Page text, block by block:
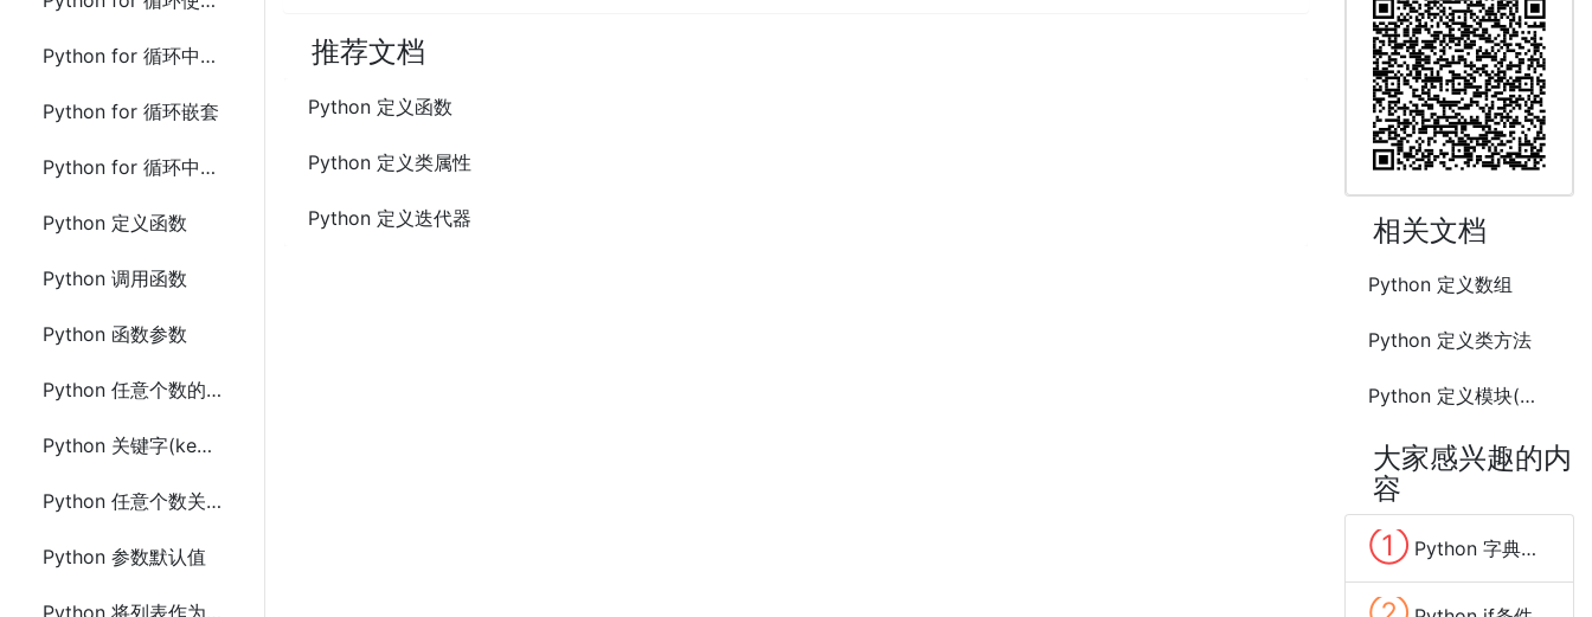
Python for 循环中的else
Python for 循环嵌套
Python for 循环中的pass
Python 定义函数
Python 调用函数
Python 函数参数
Python 任意个数的参数 *args
Python 关键字(keyword) 参数
Python 任意个数关键字参数 **kwargs
Python 参数默认值
Python 将列表作为参数传递
推荐文档
Python 定义函数
Python 定义类属性
Python 定义迭代器 相关文档
Python 定义数组
Python 定义类方法
Python 定义模块(Module)
大家感兴趣的内
容
① Python 字典的长度(len())